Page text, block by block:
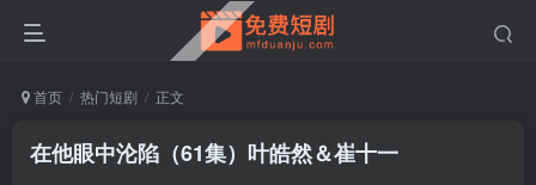
首页 热门短剧 正文
在他眼中沦陷（61集）叶皓然＆崔十一